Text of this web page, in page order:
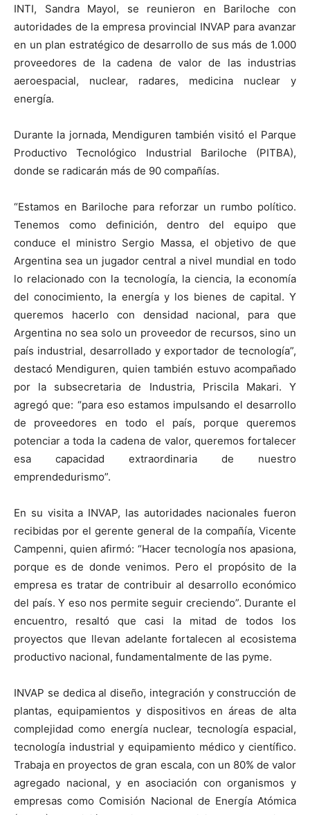
INTI, Sandra Mayol, se reunieron en Bariloche con
autoridades de la empresa provincial INVAP para avanzar
en un plan estratégico de desarrollo de sus más de 1.000
proveedores de la cadena de valor de las industrias
aeroespacial, nuclear, radares, medicina nuclear y
energía.
Durante la jornada, Mendiguren también visitó el Parque
Productivo Tecnológico Industrial Bariloche (PITBA),
donde se radicarán más de 90 compañías.
“Estamos en Bariloche para reforzar un rumbo político.
Tenemos como definición, dentro del equipo que
conduce el ministro Sergio Massa, el objetivo de que
Argentina sea un jugador central a nivel mundial en todo
lo relacionado con la tecnología, la ciencia, la economía
del conocimiento, la energía y los bienes de capital. Y
queremos hacerlo con densidad nacional, para que
Argentina no sea solo un proveedor de recursos, sino un
país industrial, desarrollado y exportador de tecnología”,
destacó Mendiguren, quien también estuvo acompañado
por la subsecretaria de Industria, Priscila Makari. Y
agregó que: “para eso estamos impulsando el desarrollo
de proveedores en todo el país, porque queremos
potenciar a toda la cadena de valor, queremos fortalecer
esa capacidad extraordinaria de nuestro
emprendedurismo”.
En su visita a INVAP, las autoridades nacionales fueron
recibidas por el gerente general de la compañía, Vicente
Campenni, quien afirmó: “Hacer tecnología nos apasiona,
porque es de donde venimos. Pero el propósito de la
empresa es tratar de contribuir al desarrollo económico
del país. Y eso nos permite seguir creciendo”. Durante el
encuentro, resaltó que casi la mitad de todos los
proyectos que llevan adelante fortalecen al ecosistema
productivo nacional, fundamentalmente de las pyme.
INVAP se dedica al diseño, integración y construcción de
plantas, equipamientos y dispositivos en áreas de alta
complejidad como energía nuclear, tecnología espacial,
tecnología industrial y equipamiento médico y científico.
Trabaja en proyectos de gran escala, con un 80% de valor
agregado nacional, y en asociación con organismos y
empresas como Comisión Nacional de Energía Atómica